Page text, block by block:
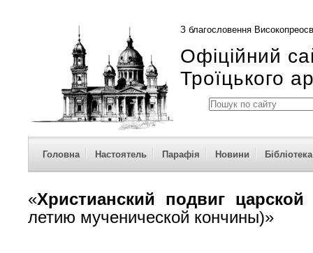
З благословення
Офіційний
Троїцького
Головна Настоятель Парафія Новини Бібліотека
«Христианский подвиг
летию мученической кончины)»